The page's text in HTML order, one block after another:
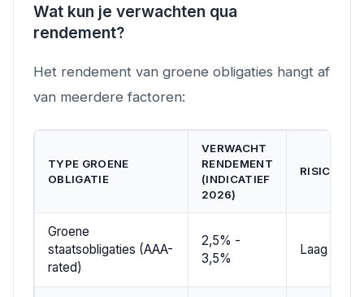
Wat kun je verwachten qua
rendement?
Het rendement van groene obligaties hangt af
van meerdere factoren:
TYPE GROENE
OBLIGATIE
VERWACHT
RENDEMENT
(INDICATIEF
2026)
Groene
staatsobligaties (AAA-
rated)
2,5% -
3,5%
Laag